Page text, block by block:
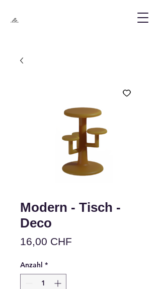
Modern - Tisch -
Deco
16,00 CHF
Anzahl *